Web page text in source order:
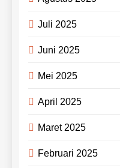
Juli 2025
Juni 2025
Mei 2025
April 2025
Maret 2025
Februari 2025